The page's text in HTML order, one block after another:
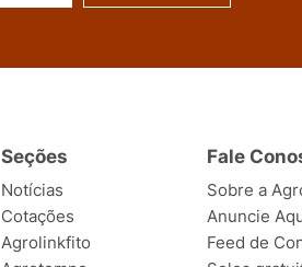
Seções
Notícias
Cotações
Agrolinkfito
Fale
Sobre a
Anuncie
Feed de